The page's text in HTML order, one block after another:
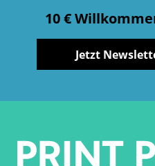
10 €
Jetzt